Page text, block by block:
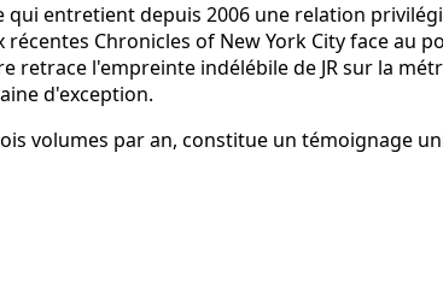
entretient depuis 2006 une relation
Chronicles of New York City face au
retrace l'empreinte indélébile de JR sur la
d'exception.
volumes par an, constitue un témoignage